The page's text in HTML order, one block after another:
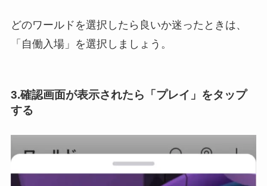
どのワールドを選択したら良いか迷ったときは、
「自働入場」を選択しましょう。
3.確認画面が表示されたら「プレイ」をタップ
する